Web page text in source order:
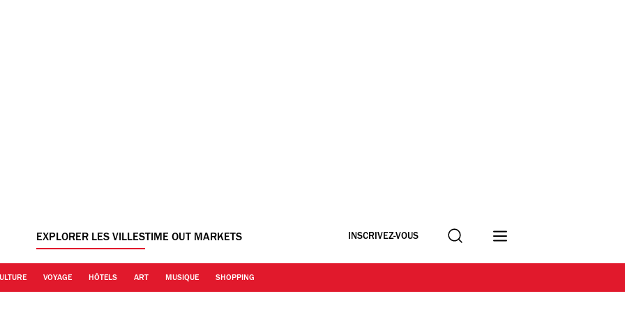
EXPLORER LES VILLESTIME OUT MARKETS INSCRIVEZ-VOUS Recherche
VOYAGE HÔTELS ART MUSIQUE SHOPPING